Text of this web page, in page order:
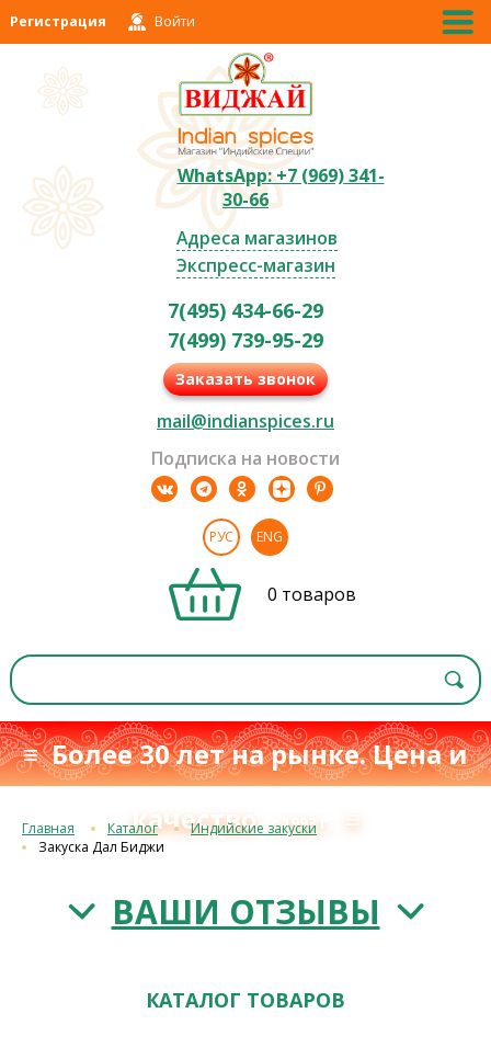
Регистрация Войти
WhatsApp: +7 (969) 341-
30-66
Адреса магазинов
Экспресс-магазин
7(495) 434-66-29
7(499) 739-95-29
Заказать звонок
mail@indianspices.ru
Подписка на новости
РУС ENG
0 товаров
≡ Более 30 лет на рынке. Цена и
качествос 1993 г. ≡
Главная Каталог
Индийские закуски
Закуска Дал Биджи
ВАШИ ОТЗЫВЫ
КАТАЛОГ ТОВАРОВ